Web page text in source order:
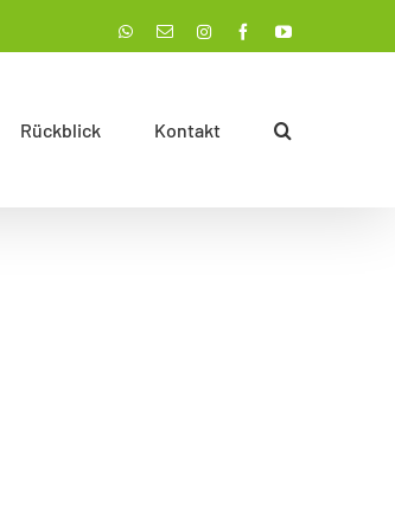
WhatsApp
E-
Instagram
FacebookYouTube
Rückblick Kontakt